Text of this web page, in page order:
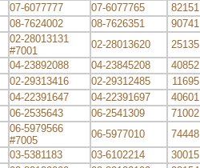
07-6077777 07-6077765 82151
08-7624002 08-7626351 90741
02-28013131
#7001
02-28013620 25135
04-23892088 04-23845208 40852
02-29313416 02-29312485 11695
04-22391647 04-22391697 40601
06-2535643 06-2541309 71002
06-5979566
#7005
06-5977010 74448
03-5381183 03-6102214 30015